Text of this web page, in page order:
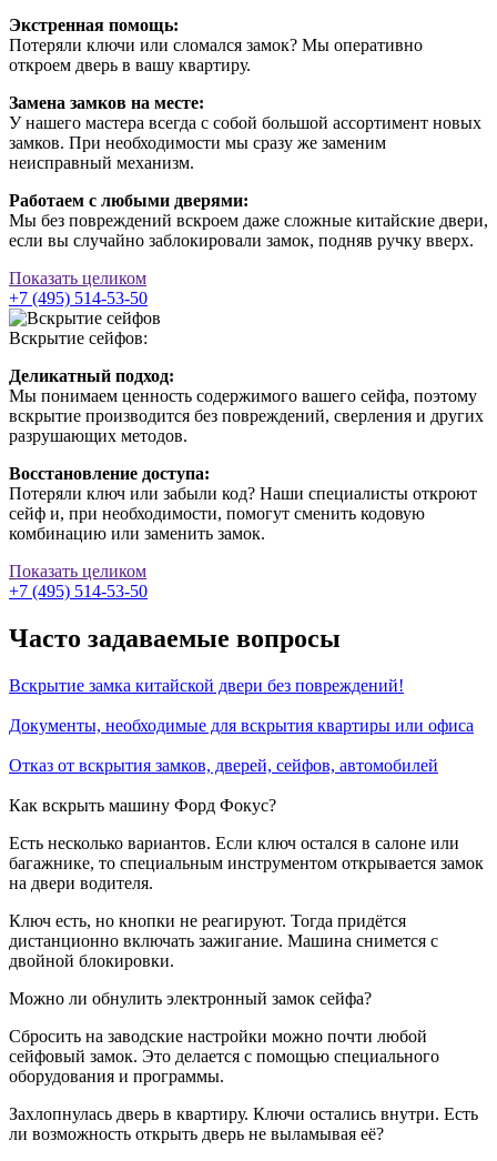
Экстренная помощь:
Потеряли ключи или сломался замок? Мы оперативно
откроем дверь в вашу квартиру.
Замена замков на месте:
У нашего мастера всегда с собой большой ассортимент новых
замков. При необходимости мы сразу же заменим
неисправный механизм.
Работаем с любыми дверями:
Мы без повреждений вскроем даже сложные китайские двери,
если вы случайно заблокировали замок, подняв ручку вверх.
Показать целиком
+7 (495) 514-53-50
Вскрытие сейфов:
Деликатный подход:
Мы понимаем ценность содержимого вашего сейфа, поэтому
вскрытие производится без повреждений, сверления и других
разрушающих методов.
Восстановление доступа:
Потеряли ключ или забыли код? Наши специалисты откроют
сейф и, при необходимости, помогут сменить кодовую
комбинацию или заменить замок.
Показать целиком
+7 (495) 514-53-50
Часто задаваемые вопросы
Вскрытие замка китайской двери без повреждений!
Документы, необходимые для вскрытия квартиры или офиса
Отказ от вскрытия замков, дверей, сейфов, автомобилей
Как вскрыть машину Форд Фокус?
Есть несколько вариантов. Если ключ остался в салоне или
багажнике, то специальным инструментом открывается замок
на двери водителя.
Ключ есть, но кнопки не реагируют. Тогда придётся
дистанционно включать зажигание. Машина снимется с
двойной блокировки.
Можно ли обнулить электронный замок сейфа?
Сбросить на заводские настройки можно почти любой
сейфовый замок. Это делается с помощью специального
оборудования и программы.
Захлопнулась дверь в квартиру. Ключи остались внутри. Есть
ли возможность открыть дверь не выламывая её?